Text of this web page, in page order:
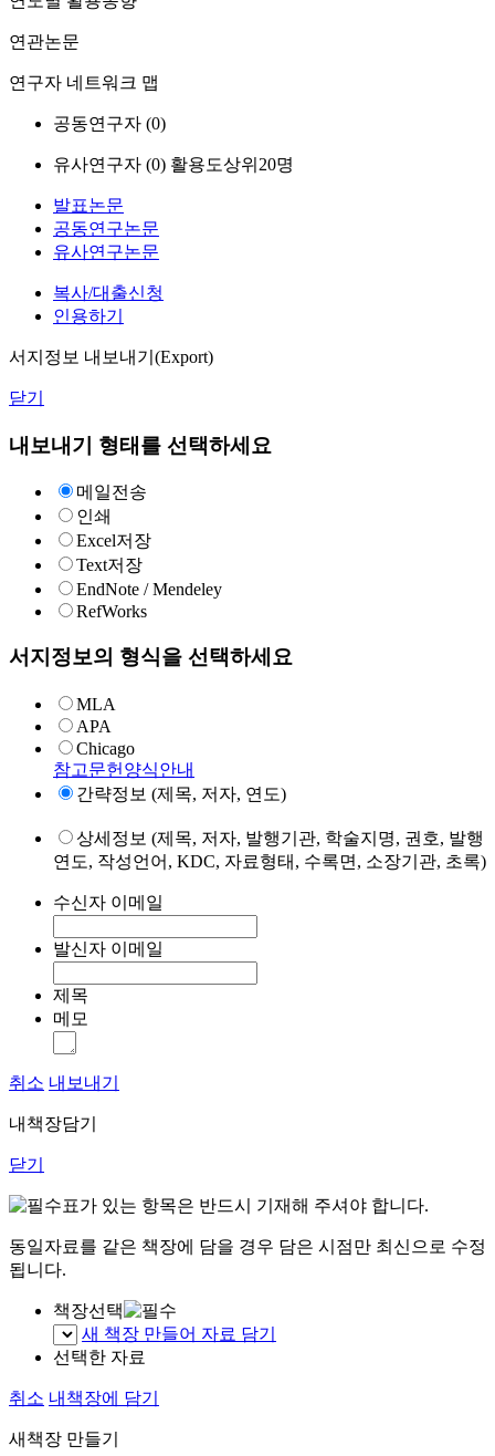
연관논문
연구자 네트워크 맵
공동연구자 (0)
유사연구자 (0) 활용도상위20명
발표논문
공동연구논문
유사연구논문
복사/대출신청
인용하기
서지정보 내보내기(Export)
닫기
내보내기 형태를 선택하세요
메일전송
인쇄
Excel저장
Text저장
EndNote / Mendeley
RefWorks
서지정보의 형식을 선택하세요
MLA
APA
Chicago
참고문헌양식안내
간략정보 (제목, 저자, 연도)
상세정보 (제목, 저자, 발행기관, 학술지명, 권호, 발행
연도, 작성언어, KDC, 자료형태, 수록면, 소장기관, 초록)
수신자 이메일
발신자 이메일
제목
메모
취소 내보내기
내책장담기
닫기
표가 있는 항목은 반드시 기재해 주셔야 합니다.
동일자료를 같은 책장에 담을 경우 담은 시점만 최신으로 수정
됩니다.
책장선택
새 책장 만들어 자료 담기
선택한 자료
취소 내책장에 담기
새책장 만들기